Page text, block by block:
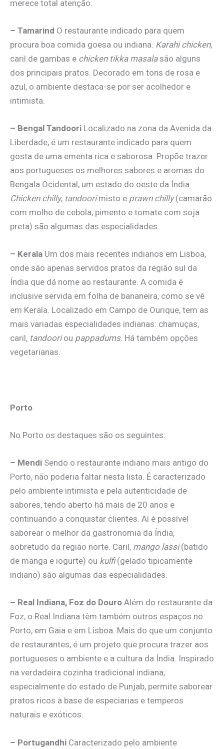
merece total atenção.
– Tamarind O restaurante indicado para quem
procura boa comida goesa ou indiana. Karahi chicken,
caril de gambas e chicken tikka masalasão alguns
dos principais pratos. Decorado em tons de rosa e
azul, o ambiente destaca-se por ser acolhedor e
intimista.
– Bengal Tandoori Localizado na zona da Avenida da
Liberdade, é um restaurante indicado para quem
gosta de uma ementa rica e saborosa. Propõe trazer
aos portugueses os melhores sabores e aromas do
Bengala Ocidental, um estado do oeste da Índia.
Chicken chilly, tandoorimisto e prawn chilly(camarão
com molho de cebola, pimento e tomate com soja
preta) são algumas das especialidades.
– Kerala Um dos mais recentes indianos em Lisboa,
onde são apenas servidos pratos da região sul da
Índia que dá nome ao restaurante. A comida é
inclusive servida em folha de bananeira, como se vê
em Kerala. Localizado em Campo de Ourique, tem as
mais variadas especialidades indianas: chamuças,
caril, tandooriou pappadums. Há também opções
vegetarianas.
Porto
No Porto os destaques são os seguintes:
– Mendi Sendo o restaurante indiano mais antigo do
Porto, não poderia faltar nesta lista. É caracterizado
pelo ambiente intimista e pela autenticidade de
sabores, tendo aberto há mais de 20 anos e
continuando a conquistar clientes. Aí é possível
saborear o melhor da gastronomia da Índia,
sobretudo da região norte. Caril, mango lassi(batido
de manga e iogurte) ou kulfi(gelado tipicamente
indiano) são algumas das especialidades.
– Real Indiana, Foz do Douro Além do restaurante da
Foz, o Real Indiana têm também outros espaços no
Porto, em Gaia e em Lisboa. Mais do que um conjunto
de restaurantes, é um projeto que procura trazer aos
portugueses o ambiente e a cultura da Índia. Inspirado
na verdadeira cozinha tradicional indiana,
especialmente do estado de Punjab, permite saborear
pratos ricos à base de especiarias e temperos
naturais e exóticos.
– Portugandhi Caracterizado pelo ambiente